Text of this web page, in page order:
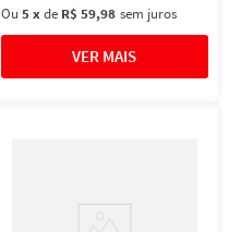
Ou 5 xde R$ 59,98 sem juros